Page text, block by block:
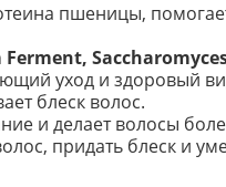
пшеницы,
уход и здоровый
блеск волос.
и делает волосы
придать блеск и